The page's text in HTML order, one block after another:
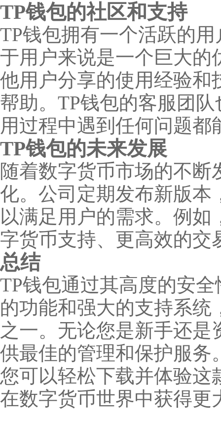
TP钱包的社区和支持
TP钱包拥有一个活跃的
于用户来说是一个巨大的
他用户分享的使用经验和
帮助。TP钱包的客服团
用过程中遇到任何问题都
TP钱包的未来发展
随着数字货币市场的不断
化。公司定期发布新版本
以满足用户的需求。例
字货币支持、更高效的交
总结
TP钱包通过其高度的安
的功能和强大的支持系
之一。无论您是新手还是
供最佳的管理和保护服务
您可以轻松下载并体验这
在数字货币世界中获得更